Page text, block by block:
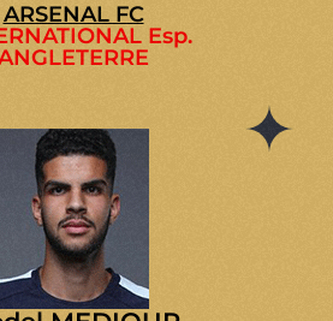
ARSENAL FC
Esp.